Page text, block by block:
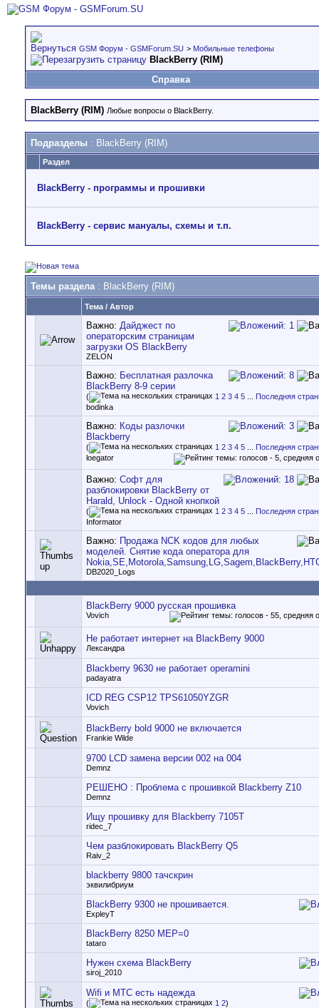
GSM Форум - GSMForum.SU > Мобильные телефоны
BlackBerry (RIM)
Справка
BlackBerry (RIM) Любые вопросы о BlackBerry.
Подразделы : BlackBerry (RIM)
Раздел
BlackBerry - программы и прошивки
BlackBerry - cервис мануалы, схемы и т.п.
Темы раздела: BlackBerry (RIM)
Тема / Автор
Важно: Дайджест по
операторским страницам
загрузки OS BlackBerry
ZELON
Важно: Бесплатная разлочка
BlackBerry 8-9 серии
( 1 2 3 4 5
Последняя
bodinka
Важно: Коды разлочки
Blackberry
( 1 2 3 4 5
Последняя
loegator
Важно: Софт для
разблокировки BlackBerry от
Harald, Unlock - Одной кнопкой
( 1 2 3 4 5
Последняя
Informator
Важно: Продажа NCK кодов для любых
моделей. Снятие кода оператора для
DB2020_Logs
BlackBerry 9000 русская прошивка
Vovich
Не работает интернет на BlackBerry 9000
Лександра
Blackberry 9630 не работает operamini
padayatra
ICD REG CSP12 TPS61050YZGR
Vovich
BlackBerry bold 9000 не включается
Frankie Wilde
9700 LCD замена версии 002 на 004
Demnz
РЕШЕНО : Проблема с прошивкой Blackberry Z10
Demnz
Ищу прошивку для Blackberry 7105T
ridec_7
Чем разблокировать BlackBerry Q5
Raiv_2
blackberry 9800 тачскрин
эквилибриум
BlackBerry 9300 не прошивается.
ExpleyT
BlackBerry 8250 MEP=0
tataro
Нужен схема BlackBerry
siroj_2010
Wifi и МТС есть надежда
( 1 2)